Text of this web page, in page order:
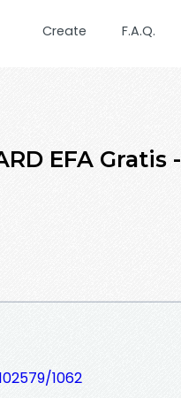
Create F.A.Q.
EFA Gratis -
1062